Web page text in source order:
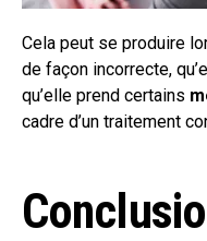
Cela peut se produire
de façon incorrecte,
qu’elle prend certains
cadre d’un traitement